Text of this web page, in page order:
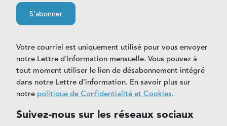
S'abonner
Votre courriel est uniquement utilisé pour vous envoyer
notre Lettre d'information mensuelle. Vous pouvez à
tout moment utiliser le lien de désabonnement intégré
dans notre Lettre d'information. En savoir plus sur
notre politique de Confidentialité et Cookies.
Suivez-nous sur les réseaux sociaux